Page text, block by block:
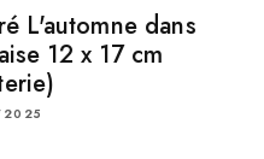
L'automne dans
12 x 17 cm